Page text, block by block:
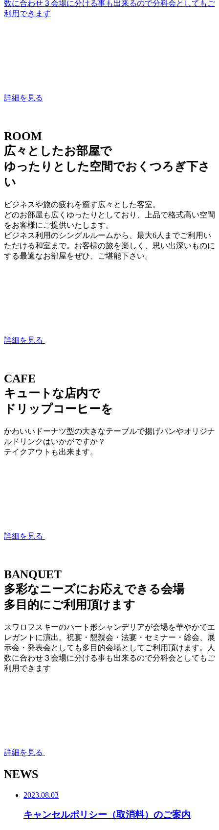
数に合わせ３会場に分ける事も出来るので分科会としてもご
利用できます
詳細を見る
ROOM
広々としたお部屋で
ゆったりとした空間でおくつろぎ下さ
い
ビジネスや旅の疲れを癒す広々とした客室。
どのお部屋も広くゆったりとしており、上品で格式高い空間
をお客様にご提供いたします。
ビジネス利用のシングルルームから、最大6人までご利用い
ただける和室まで。お客様の旅を楽しく、思い出深いものに
する最適なお部屋をぜひ、ご堪能下さい。
詳細を見る
CAFE
キュートな店内で
ドリップコーヒーを
かわいいドーナツ型の大きなテーブルで揚げパンやオリジナ
ルドリンクはいかがですか？
テイクアウトも出来ます。
詳細を見る
BANQUET
多彩なニーズにお応えできる会場
多目的にご利用頂けます
スワロフスキーのハート形シャンデリアが会場を華やかでエ
レガントに演出。祝宴・懇親会・法宴・セミナー・総会、展
示会・発表会としても多目的会場としてご利用頂けます。人
数に合わせ３会場に分ける事も出来るので分科会としてもご
利用できます
詳細を見る
NEWS
2023.08.03
キャンセルポリシー（取消料）のご案内